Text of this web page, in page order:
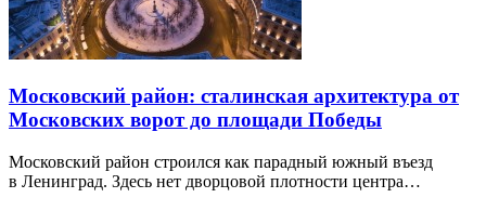
Московский район: сталинская архитектура от
Московских ворот до площади Победы
Московский район строился как парадный южный въезд
в Ленинград. Здесь нет дворцовой плотности центра…